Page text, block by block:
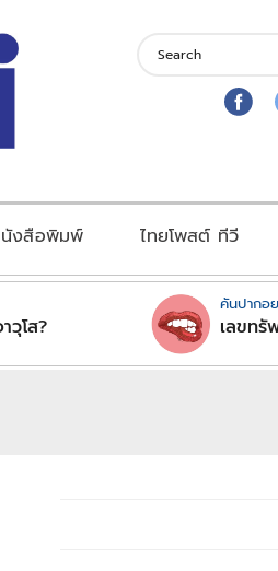
งสือพิมพ์ ไทยโพสต์ ทีวี
วุโส?
คันปากอ
เลขทรั